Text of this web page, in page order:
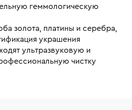
геммологическую
золота, платины и серебра,
украшения
ультразвуковую и
чистку